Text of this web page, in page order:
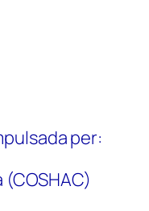
per: